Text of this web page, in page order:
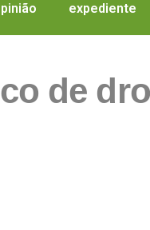
expediente
de